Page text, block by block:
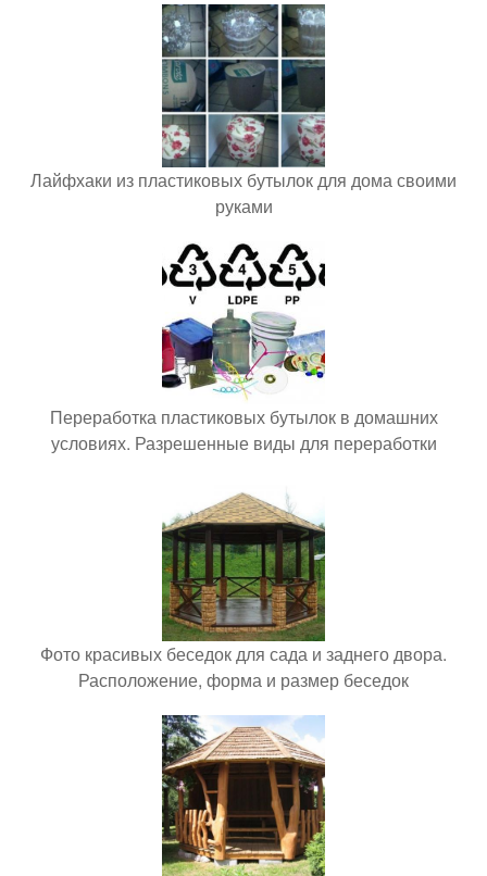
Лайфхаки из пластиковых бутылок для дома своими
руками
Переработка пластиковых бутылок в домашних
условиях. Разрешенные виды для переработки
Фото красивых беседок для сада и заднего двора.
Расположение, форма и размер беседок